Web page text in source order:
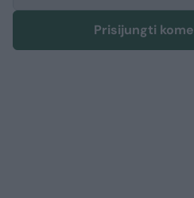
Prisijungti